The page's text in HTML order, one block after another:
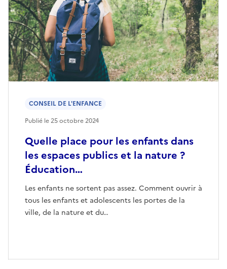
Quelle place pour les enfants dans
les espaces publics et la nature ?
Éducation…
Les enfants ne sortent pas assez. Comment ouvrir à
tous les enfants et adolescents les portes de la
ville, de la nature et du…
CONSEIL DE L'ENFANCE
Publié le25 octobre 2024